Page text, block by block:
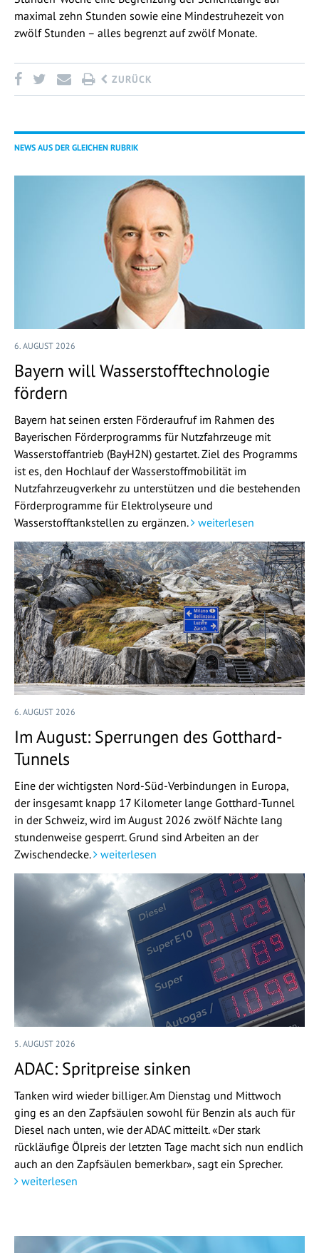
maximal zehn Stunden sowie eine Mindestruhezeit von
zwölf Stunden – alles begrenzt auf zwölf Monate.
ZURÜCK
NEWS AUS DER GLEICHEN RUBRIK
6. AUGUST 2026
Bayern will Wasserstofftechnologie
fördern
Bayern hat seinen ersten Förderaufruf im Rahmen des
Bayerischen Förderprogramms für Nutzfahrzeuge mit
Wasserstoffantrieb (BayH2N) gestartet. Ziel des Programms
ist es, den Hochlauf der Wasserstoffmobilität im
Nutzfahrzeugverkehr zu unterstützen und die bestehenden
Förderprogramme für Elektrolyseure und
Wasserstofftankstellen zu ergänzen.
weiterlesen
6. AUGUST 2026
Im August: Sperrungen des Gotthard-
Tunnels
Eine der wichtigsten Nord-Süd-Verbindungen in Europa,
der insgesamt knapp 17 Kilometer lange Gotthard-Tunnel
in der Schweiz, wird im August 2026 zwölf Nächte lang
stundenweise gesperrt. Grund sind Arbeiten an der
Zwischendecke.
weiterlesen
5. AUGUST 2026
ADAC: Spritpreise sinken
Tanken wird wieder billiger. Am Dienstag und Mittwoch
ging es an den Zapfsäulen sowohl für Benzin als auch für
Diesel nach unten, wie der ADAC mitteilt. «Der stark
rückläufige Ölpreis der letzten Tage macht sich nun endlich
auch an den Zapfsäulen bemerkbar», sagt ein Sprecher.
weiterlesen